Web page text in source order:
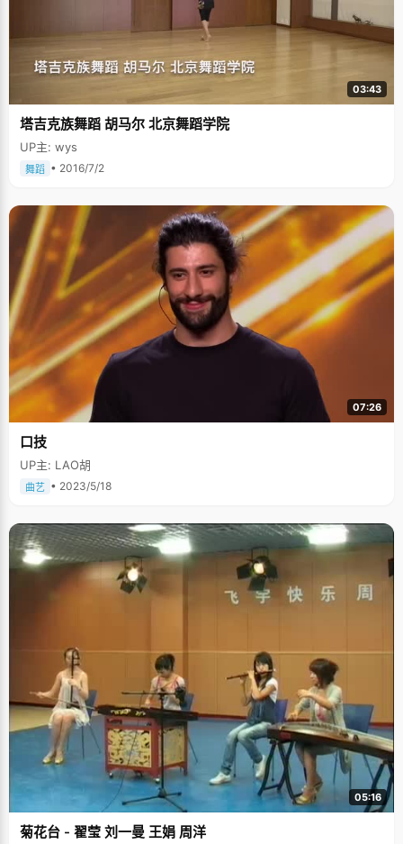
03:43
塔吉克族舞蹈 胡马尔 北京舞蹈学院
UP主: wys
舞蹈 • 2016/7/2
07:26
口技
UP主: LAO胡
曲艺 • 2023/5/18
05:16
菊花台 - 翟莹 刘一曼 王娟 周洋